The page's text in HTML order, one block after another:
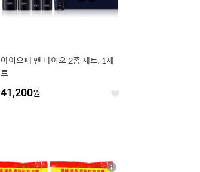
아이오페 맨 바이오 2종 세트, 1세
트
41,200원 좋